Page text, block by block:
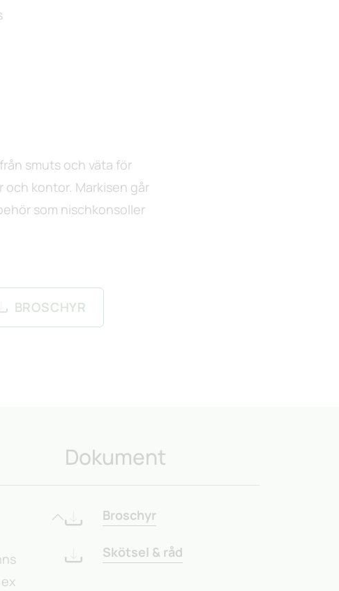
smuts och väta för
och kontor. Markisen går
som nischkonsoller
BROSCHYR
Dokument
Broschyr
Skötsel & råd